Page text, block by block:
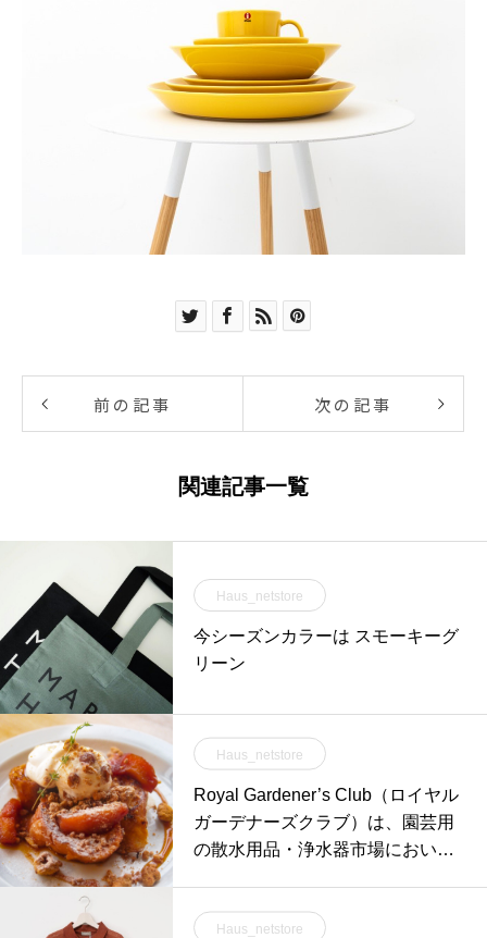
前の記事 次の記事
関連記事一覧
Haus_netstore
今シーズンカラーは スモーキーグ
リーン
Haus_netstore
Royal Gardener’s Club（ロイヤル
ガーデナーズクラブ）は、園芸用
の散水用品・浄水器市場において
Haus_netstore